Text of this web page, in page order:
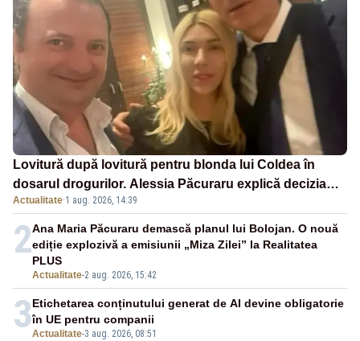
Lovitură după lovitură pentru blonda lui Coldea în
dosarul drogurilor. Alessia Păcuraru explică decizia
magistraților
Actualitate·1 aug. 2026, 14:39
2
Actualitate-2 aug. 2026, 15:42
Ana Maria Păcuraru demască planul lui Bolojan. O nouă
ediție explozivă a emisiunii „Miza Zilei” la Realitatea
PLUS
3Actualitate-3 aug. 2026, 08:51
Etichetarea conținutului generat de AI devine obligatorie
în UE pentru companii